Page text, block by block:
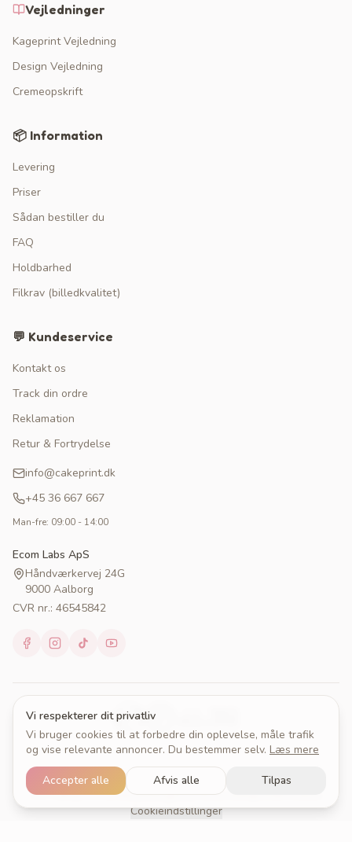
Vi respekterer dit privatliv
Vi bruger cookies til at forbedre din oplevelse, måle trafik
og vise relevante annoncer. Du bestemmer selv. Læs mere
Accepter alle Afvis alle Tilpas
Vejledninger
Kageprint Vejledning
Design Vejledning
Cremeopskrift
📦 Information
Levering
Priser
Sådan bestiller du
FAQ
Holdbarhed
Filkrav (billedkvalitet)
💬 Kundeservice
Kontakt os
Track din ordre
Reklamation
Retur & Fortrydelse
info@cakeprint.dk
+45 36 667 667
Man-fre: 09:00 - 14:00
Ecom Labs ApS
Håndværkervej 24G
9000 Aalborg
CVR nr.: 46545842
© 2026 Cakeprint. Alle rettigheder forbeholdes.
Om CakeprintHandelsbetingelserPersondatapolitik
Cookieindstillinger